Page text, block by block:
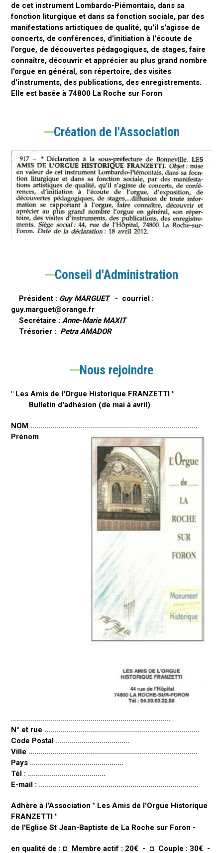
de cet instrument Lombardo-Piémontais, dans sa
fonction liturgique et dans sa fonction sociale, par des
manifestations artistiques de qualité, qu'il s'agisse de
concerts, de conférences, d'initiation à l'écoute de
l'orgue, de découvertes pédagogiques, de stages, faire
connaître, découvrir et apprécier au plus grand nombre
l'orgue en général, son répertoire, des visites
d'instruments, des publications, des enregistrements.
Elle est basée à 74800 La Roche sur Foron
Création de l'Association
Conseil d'Administration
Président : Guy MARGUET - courriel :
guy.marguet@orange.fr
Secrétaire :Anne-Marie MAXIT
Trésorier : Petra AMADOR
Nous rejoindre
" Les Amis de l'Orgue Historique FRANZETTI "
Bulletin d'adhésion (de mai à avril)
NOM ....................................................................................
Prénom
................................................................................
N° et rue ..............................................................................
Code Postal .....................................
Ville .....................................................................................
Pays ...............................................
Tél : .......................................
E-mail : ................................................................................
Adhère à l'Association " Les Amis de l'Orgue Historique
FRANZETTI "
de l'Eglise St Jean-Baptiste de La Roche sur Foron -
en qualité de : ¤ Membre actif : 20€ - ¤ Couple : 30€ -